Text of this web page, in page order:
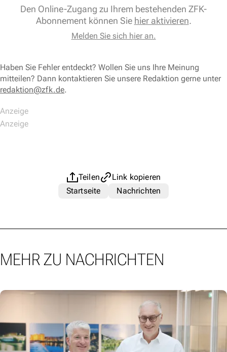
Den Online-Zugang zu Ihrem bestehenden ZFK-
Abonnement können Sie hier aktivieren.
Melden Sie sich hier an.
Haben Sie Fehler entdeckt? Wollen Sie uns Ihre Meinung
mitteilen? Dann kontaktieren Sie unsere Redaktion gerne unter
redaktion@zfk.de.
Teilen
Link kopieren
Startseite
Nachrichten
MEHR ZU NACHRICHTEN